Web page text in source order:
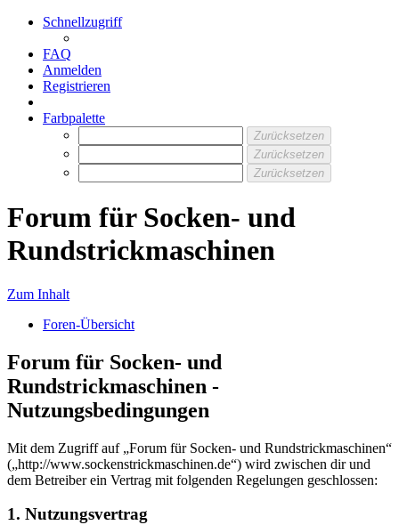
Schnellzugriff
FAQ
Anmelden
Registrieren
Farbpalette
Zurücksetzen
Zurücksetzen
Zurücksetzen
Forum für Socken- und
Rundstrickmaschinen
Zum Inhalt
Foren-Übersicht
Forum für Socken- und
Rundstrickmaschinen -
Nutzungsbedingungen
Mit dem Zugriff auf „Forum für Socken- und Rundstrickmaschinen“
(„http://www.sockenstrickmaschinen.de“) wird zwischen dir und
dem Betreiber ein Vertrag mit folgenden Regelungen geschlossen:
1. Nutzungsvertrag